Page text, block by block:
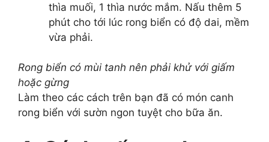
thìa muối, 1 thìa nước mắm. Nấu thêm 5
phút cho tới lúc rong biển có độ dai, mềm
vừa phải.
Rong biển có mùi tanh nên phải khử với giấm
hoặc gừng
Làm theo các cách trên bạn đã có món canh
rong biển với sườn ngon tuyệt cho bữa ăn.